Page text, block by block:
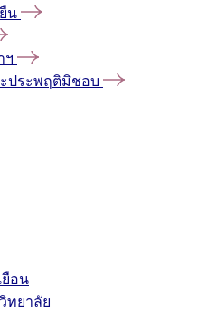
น
ฯ
ประพฤติมิชอบ
อน
ทยาลัย